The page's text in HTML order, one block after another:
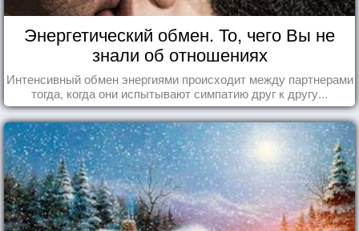
Энергетический обмен. То, чего Вы не
знали об отношениях
Интенсивный обмен энергиями происходит между партнерами
тогда, когда они испытывают симпатию друг к другу...